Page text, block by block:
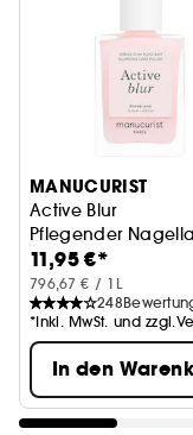
MANUCURIST
Active Blur
Pflegender
11,95 €*
796,67 € / 1L
248
*Inkl. MwSt. und
In den